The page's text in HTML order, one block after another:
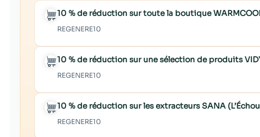
10 % de réduction sur toute la boutique
REGENERE10
10 % de réduction sur une sélection de produits
REGENERE10
10 % de réduction sur les extracteurs SANA
REGENERE10